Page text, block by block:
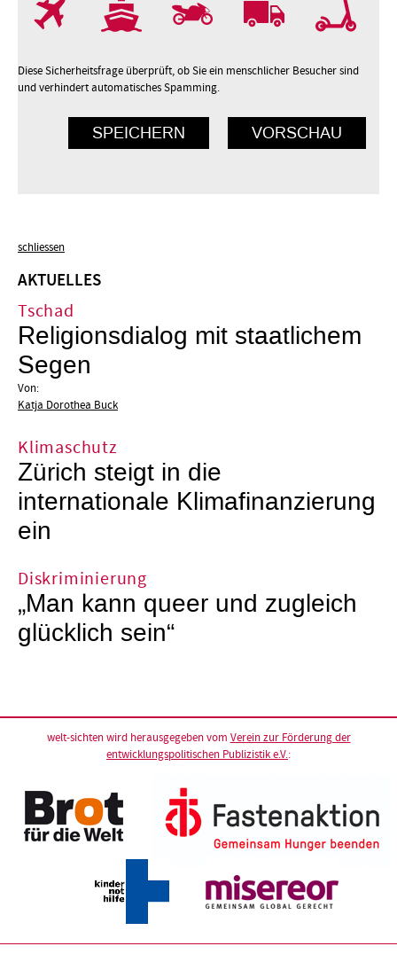
Diese Sicherheitsfrage überprüft, ob Sie ein menschlicher Besucher sind
und verhindert automatisches Spamming.
schliessen
AKTUELLES
Tschad
Religionsdialog mit staatlichem
Segen
Von:
Katja Dorothea Buck
Klimaschutz
Zürich steigt in die
internationale Klimafinanzierung
ein
Diskriminierung
„Man kann queer und zugleich
glücklich sein“
welt-sichten wird herausgegeben vom Verein zur Förderung der
entwicklungspolitischen Publizistik e.V.: